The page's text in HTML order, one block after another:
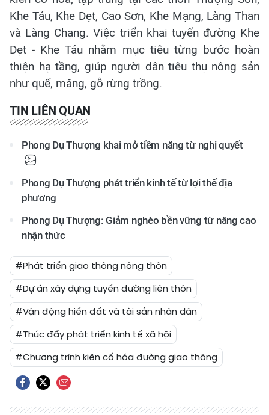
Khe Táu, Khe Dẹt, Cao Sơn, Khe Mạng, Làng Than
và Làng Chạng. Việc triển khai tuyến đường Khe
Dẹt - Khe Táu nhằm mục tiêu từng bước hoàn
thiện hạ tầng, giúp người dân tiêu thụ nông sản
như quế, măng, gỗ rừng trồng.
TIN LIÊN QUAN
Phong Dụ Thượng khai mở tiềm năng từ nghị quyết
Phong Dụ Thượng phát triển kinh tế từ lợi thế địa
phương
Phong Dụ Thượng: Giảm nghèo bền vững từ nâng cao
nhận thức
#Phát triển giao thông nông thôn
#Dự án xây dựng tuyến đường liên thôn
#Vận động hiến đất và tài sản nhân dân
#Thúc đẩy phát triển kinh tế xã hội
#Chương trình kiên cố hóa đường giao thông